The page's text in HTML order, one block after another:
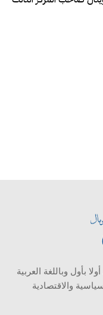
بأول وباللغة العربية
والاقتصادية